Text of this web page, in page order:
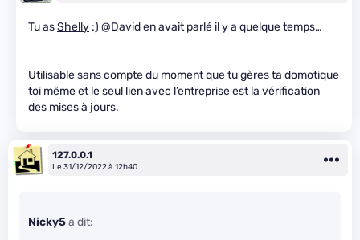
Tu asShelly :) @David en avait parlé il y a quelque temps…
Utilisable sans compte du moment que tu gères ta domotique
toi même et le seul lien avec l’entreprise est la vérification
des mises à jours.
127.0.0.1
Le 31/12/2022 à 12h40
Nicky5a dit: